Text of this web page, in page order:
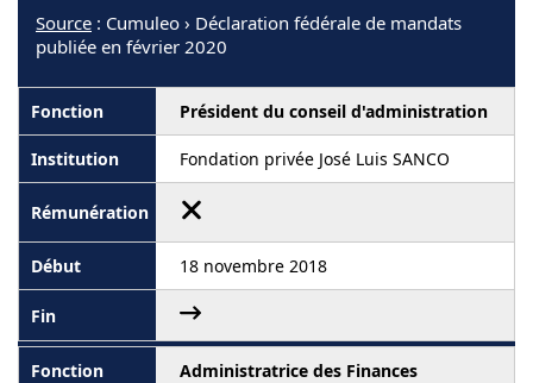
Source : Cumuleo › Déclaration fédérale de mandats
publiée en février 2020
Président du conseil d'administration
Fondation privée José Luis SANCO
18 novembre 2018
Administratrice des Finances